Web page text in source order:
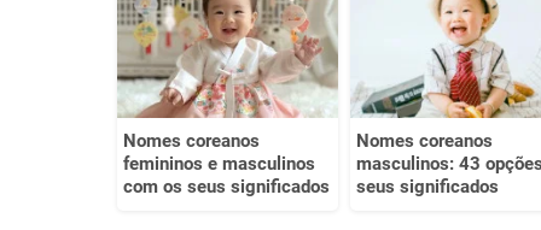
Outro
Nomes coreanos
femininos e masculinos
com os seus significados
Nomes coreanos
masculinos: 43
seus significados